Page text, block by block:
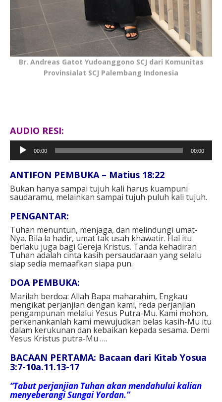
Br. Andreas Gatot Yudoanggono SCJ dari Komunitas
Provinsialat SCJ Palembang Indonesia
AUDIO RESI:
Pemutar
Audio
00:00 00:00
ANTIFON PEMBUKA – Matius 18:22
Bukan hanya sampai tujuh kali harus kuampuni
saudaramu, melainkan sampai tujuh puluh kali tujuh.
PENGANTAR:
Tuhan menuntun, menjaga, dan melindungi umat-
Nya. Bila la hadir, umat tak usah khawatir. Hal itu
berlaku juga bagi Gereja Kristus. Tanda kehadiran
Tuhan adalah cinta kasih persaudaraan yang selalu
siap sedia memaafkan siapa pun.
DOA PEMBUKA:
Marilah berdoa: Allah Bapa maharahim, Engkau
mengikat perjanjian dengan kami, reda perjanjian
pengampunan melalui Yesus Putra-Mu. Kami mohon,
perkenankanlah kami mewujudkan belas kasih-Mu itu
dalam kerukunan dan kebaikan kepada sesama. Demi
Yesus Kristus putra-Mu ….
BACAAN PERTAMA: Bacaan dari Kitab Yosua
3:7-10a.11.13-17
“Tabut perjanjian Tuhan akan mendahului kalian
menyeberangi Sungai Yordan.”